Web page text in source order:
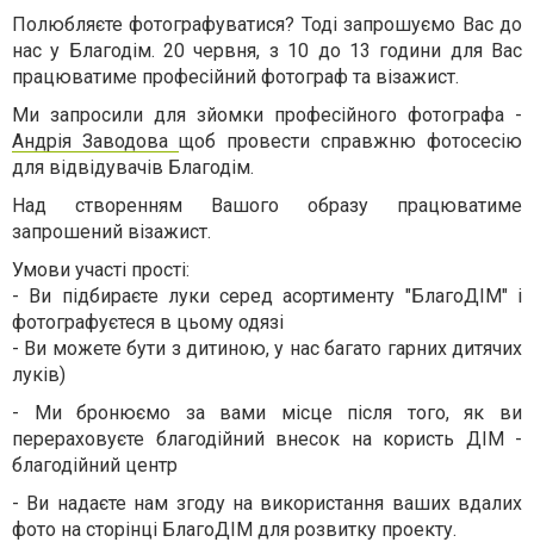
Полюбляєте фотографуватися? Тоді запрошуємо Вас до
нас у Благодім. 20 червня, з 10 до 13 години для Вас
працюватиме професійний фотограф та візажист.
Ми запросили для зйомки професійного фотографа -
Андрія Заводова щоб провести справжню фотосесію
для відвідувачів Благодім.
Над створенням Вашого образу працюватиме
запрошений візажист.
Умови участі прості:
- Ви підбираєте луки серед асортименту "БлагоДІМ" і
фотографуєтеся в цьому одязі
- Ви можете бути з дитиною, у нас багато гарних дитячих
луків)
- Ми бронюємо за вами місце після того, як ви
перераховуєте благодійний внесок на користь ДІМ -
благодійний центр
- Ви надаєте нам згоду на використання ваших вдалих
фото на сторінці БлагоДІМ для розвитку проекту.